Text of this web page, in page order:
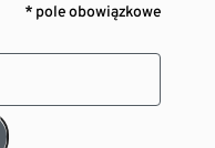
* pole obowiązkowe